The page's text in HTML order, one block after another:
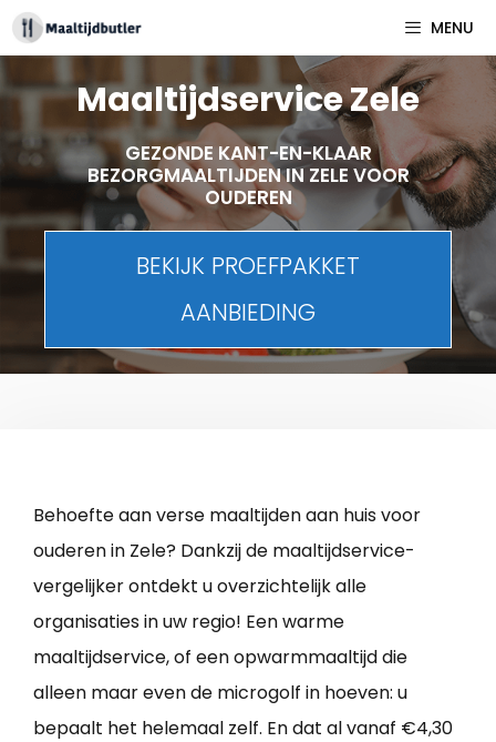
Spring
naar
inhoud
MENU
Maaltijdservice Zele
GEZONDE KANT-EN-KLAAR
BEZORGMAALTIJDEN IN ZELE VOOR
OUDEREN
BEKIJK PROEFPAKKET
AANBIEDING
Behoefte aan verse maaltijden aan huis voor
ouderen in Zele? Dankzij de maaltijdservice-
vergelijker ontdekt u overzichtelijk alle
organisaties in uw regio! Een warme
maaltijdservice, of een opwarmmaaltijd die
alleen maar even de microgolf in hoeven: u
bepaalt het helemaal zelf. En dat al vanaf €4,30